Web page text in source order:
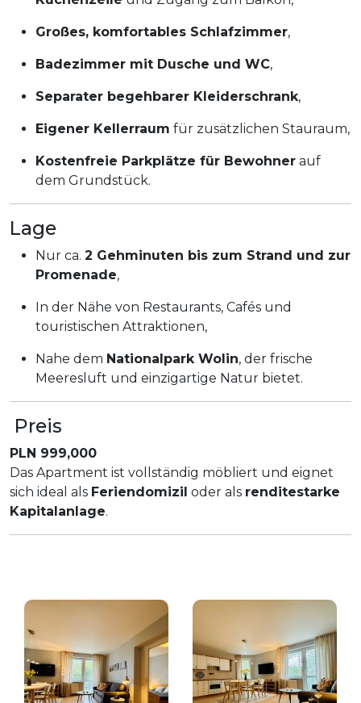
Großes, komfortables Schlafzimmer,
Badezimmer mit Dusche und WC,
Separater begehbarer Kleiderschrank,
Eigener Kellerraum für zusätzlichen Stauraum,
Kostenfreie Parkplätze für Bewohner auf
dem Grundstück.
Lage
Nur ca. 2 Gehminuten bis zum Strand und zur
Promenade,
In der Nähe von Restaurants, Cafés und
touristischen Attraktionen,
Nahe dem Nationalpark Wolin, der frische
Meeresluft und einzigartige Natur bietet.
Preis
PLN 999,000
Das Apartment ist vollständig möbliert und eignet
sich ideal als Feriendomizil oder als renditestarke
Kapitalanlage.